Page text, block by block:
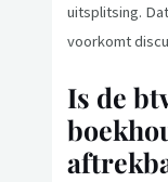
uitsplitsing.
voorkomt
Is de